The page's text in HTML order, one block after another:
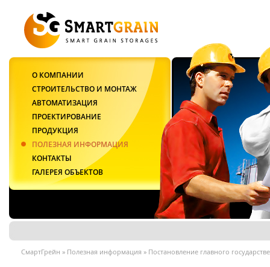
СмартГрейн » Полезная информация » Постановление главного
О КОМПАНИИ
СТРОИТЕЛЬСТВО И МОНТАЖ
АВТОМАТИЗАЦИЯ
ПРОЕКТИРОВАНИЕ
ПРОДУКЦИЯ
ПОЛЕЗНАЯ ИНФОРМАЦИЯ
КОНТАКТЫ
ГАЛЕРЕЯ ОБЪЕКТОВ